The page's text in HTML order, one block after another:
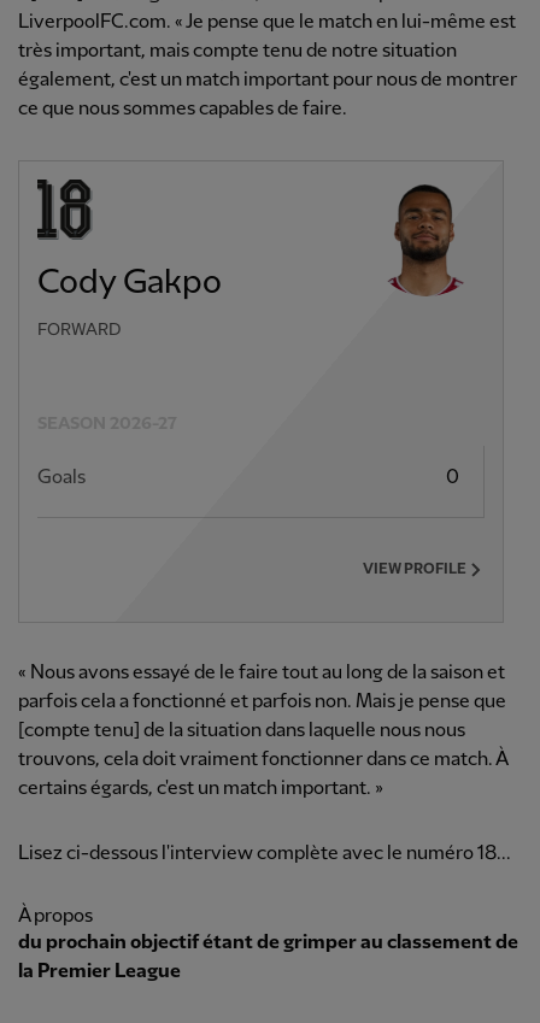
LiverpoolFC.com. « Je pense que le match en lui-même est
très important, mais compte tenu de notre situation
également, c'est un match important pour nous de montrer
ce que nous sommes capables de faire.
Cody Gakpo
FORWARD
Goals 0
VIEW PROFILE
« Nous avons essayé de le faire tout au long de la saison et
parfois cela a fonctionné et parfois non. Mais je pense que
[compte tenu] de la situation dans laquelle nous nous
trouvons, cela doit vraiment fonctionner dans ce match. À
certains égards, c'est un match important. »
Lisez ci-dessous l'interview complète avec le numéro 18...
À propos
du prochain objectif étant de grimper au classement de
la Premier League